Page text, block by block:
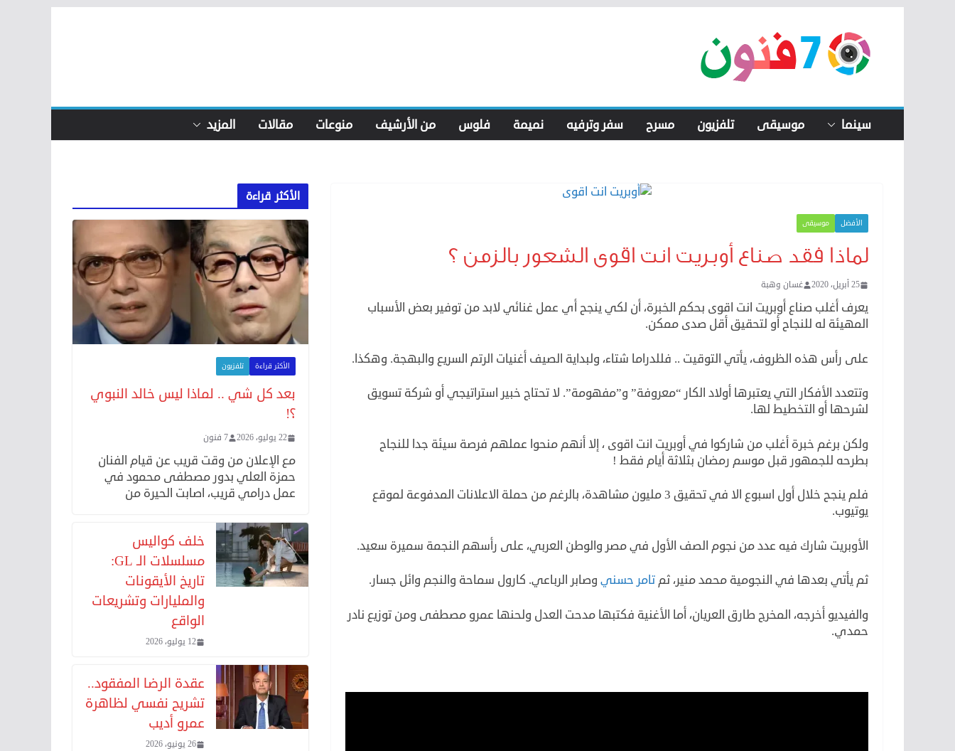
content
سينما موسيقى تلفزيون مسرح سفر وترفيه نميمة فلوس من الأرشيف منوعات مقالات المزيد
الأفضل موسيقى
لماذا فقد صناع أوبريت انت اقوى الشعور بالزمن ؟
25 أبريل، 2020 غسان وهبة
يعرف أغلب صناع أوبريت انت اقوى بحكم الخبرة، أن لكي ينجح أي عمل غنائي لابد من توفير بعض الأسباب
المهيئة له للنجاح أو لتحقيق أقل صدى ممكن.
على رأس هذه الظروف، يأتي التوقيت .. فللدراما شتاء، ولبداية الصيف أغنيات الرتم السريع والبهجة. وهكذا.
وتتعدد الأفكار التي يعتبرها أولاد الكار “معروفة” و”مفهومة”. لا تحتاج خبير استراتيجي أو شركة تسويق
لشرحها أو التخطيط لها.
ولكن برغم خبرة أغلب من شاركوا في أوبريت انت اقوى ، إلا أنهم منحوا عملهم فرصة سيئة جدا للنجاح
بطرحه للجمهور قبل موسم رمضان بثلاثة أيام فقط ‍!
فلم ينجح خلال أول اسبوع الا في تحقيق 3 مليون مشاهدة، بالرغم من حملة الاعلانات المدفوعة لموقع
يوتيوب.
الأوبريت شارك فيه عدد من نجوم الصف الأول في مصر والوطن العربي، على رأسهم النجمة سميرة سعيد.
ثم يأتي بعدها في النجومية محمد منير، ثمتامر حسني وصابر الرباعي. كارول سماحة والنجم وائل جسار.
والفيديو أخرجه، المخرج طارق العريان، أما الأغنية فكتبها مدحت العدل ولحنها عمرو مصطفى ومن توزيع نادر
حمدي.
الأكثر قراءة
الأكثر قراءة تلفزيون
بعد كل شي .. لماذا ليس خالد النبوي
؟!
22 يوليو، 2026 7 فنون
مع الإعلان من وقت قريب عن قيام الفنان
حمزة العلي بدور مصطفى محمود في
عمل درامي قريب، اصابت الحيرة من
خلف كواليس
مسلسلات الـ GL:
تاريخ الأيقونات
والمليارات وتشريعات
الواقع
12 يوليو، 2026
عقدة الرضا المفقود..
تشريح نفسي لظاهرة
عمرو أديب
26 يونيو، 2026